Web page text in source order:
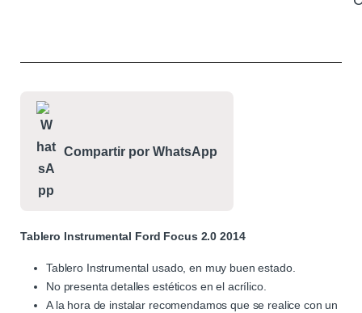
Compartir por WhatsApp
Tablero Instrumental Ford Focus 2.0 2014
Tablero Instrumental usado, en muy buen estado.
No presenta detalles estéticos en el acrílico.
A la hora de instalar recomendamos que se realice con un